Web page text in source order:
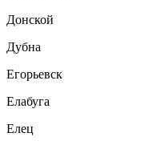
Донской
Дубна
Егорьевск
Елабуга
Елец